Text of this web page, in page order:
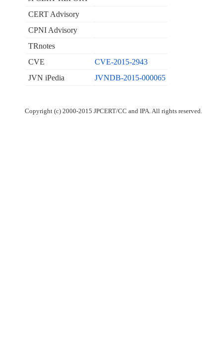
CERT Advisory
CPNI Advisory
TRnotes
CVE
CVE-2015-2943
JVN iPedia
JVNDB-2015-000065
Copyright (c) 2000-2015 JPCERT/CC and IPA. All rights reserved.